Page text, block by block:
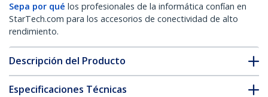
Sepa por qué los profesionales de la informática confían en
StarTech.com para los accesorios de conectividad de alto
rendimiento.
Descripción del Producto
Especificaciones Técnicas